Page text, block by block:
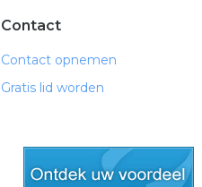
Contact
Contact opnemen
Gratis lid worden